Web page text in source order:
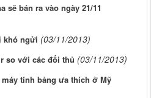
sẽ bán ra vào ngày 21/11
khó ngửi (03/11/2013)
so với các đối thủ (03/11/2013)
tính bảng ưa thích ở Mỹ